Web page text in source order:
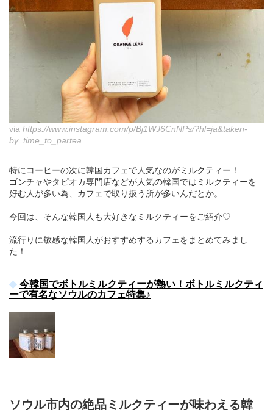
via https://www.instagram.com/p/Bj1WJ6CnNPs/?hl=ja&taken-
by=time_to_partea
特にコーヒーの次に韓国カフェで人気なのがミルクティー！
ゴンチャやタピオカ専門店などが人気の韓国ではミルクティーを
好む人が多い為、カフェで取り扱う所が多いんだとか。
今回は、そんな韓国人も大好きなミルクティーをご紹介♡
流行りに敏感な韓国人がおすすめするカフェをまとめてみまし
た！
今韓国でボトルミルクティーが熱い！ボトルミルクティ
ーで有名なソウルのカフェ特集♪
ソウル市内の絶品ミルクティーが味わえる韓